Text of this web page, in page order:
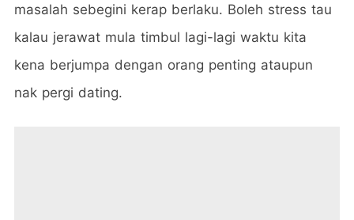
masalah sebegini kerap berlaku. Boleh stress tau
kalau jerawat mula timbul lagi-lagi waktu kita
kena berjumpa dengan orang penting ataupun
nak pergi dating.